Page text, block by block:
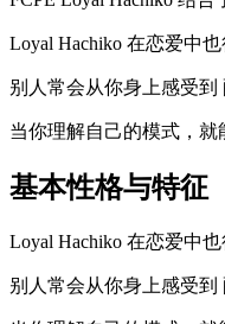
Loyal Hachiko 在恋爱中
别人常会从你身上感受到
当你理解自己的模式，
基本性格与特征
Loyal Hachiko 在恋爱中
别人常会从你身上感受